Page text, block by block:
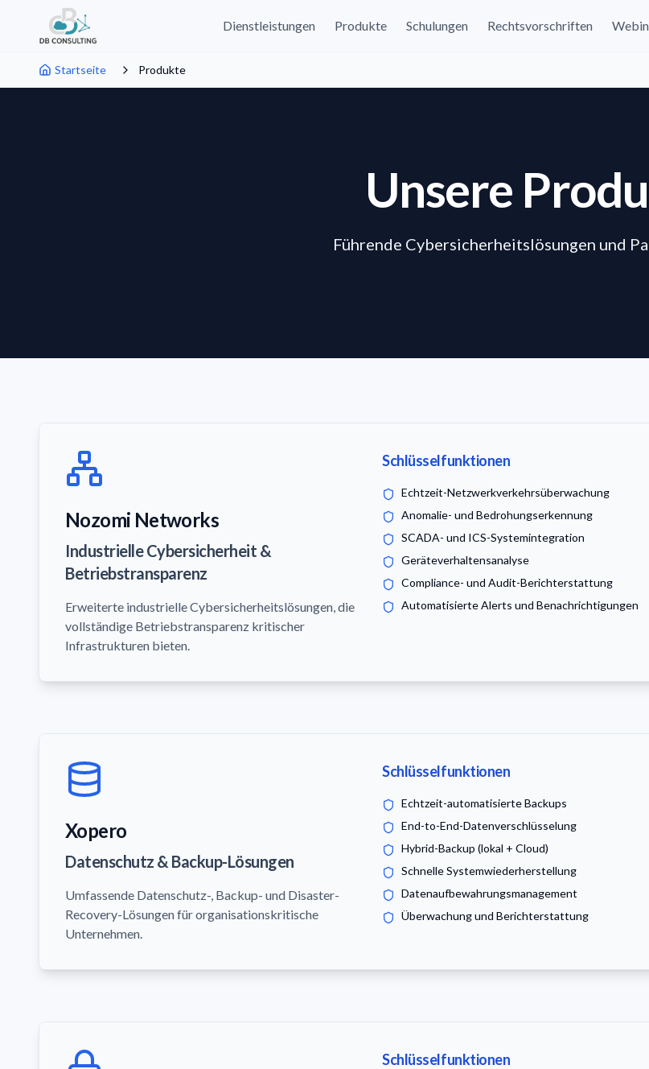
Dienstleistungen Produkte Schulungen Rechtsvorschriften
Startseite Produkte
Unsere
Führende Cybersicherheitslösungen und
Nozomi Networks
Industrielle Cybersicherheit &
Betriebstransparenz
Erweiterte industrielle Cybersicherheitslösungen, die
vollständige Betriebstransparenz kritischer
Infrastrukturen bieten.
Schlüsselfunktionen
Echtzeit-Netzwerkverkehrsüberwachung
Anomalie- und Bedrohungserkennung
SCADA- und ICS-Systemintegration
Geräteverhaltensanalyse
Compliance- und Audit-Berichterstattung
Automatisierte Alerts und Benachrichtigungen
Xopero
Datenschutz & Backup-Lösungen
Umfassende Datenschutz-, Backup- und Disaster-
Recovery-Lösungen für organisationskritische
Unternehmen.
Schlüsselfunktionen
Echtzeit-automatisierte Backups
End-to-End-Datenverschlüsselung
Hybrid-Backup (lokal + Cloud)
Schnelle Systemwiederherstellung
Datenaufbewahrungsmanagement
Überwachung und Berichterstattung
Schlüsselfunktionen